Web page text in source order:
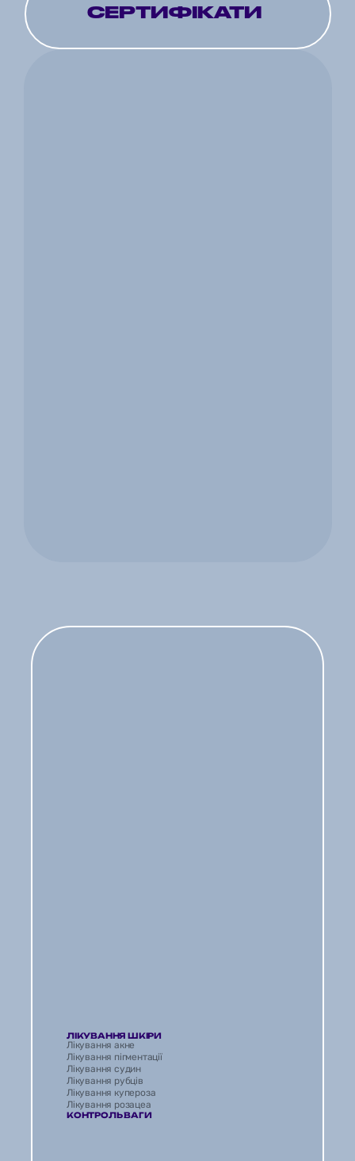
СЕРТИФІКАТИ
ЛІКУВАННЯ ШКІРИ
Лікування акне
Лікування пігментації
Лікування судин
Лікування рубців
Лікування купероза
Лікування розацеа
КОНТРОЛЬ ВАГИ